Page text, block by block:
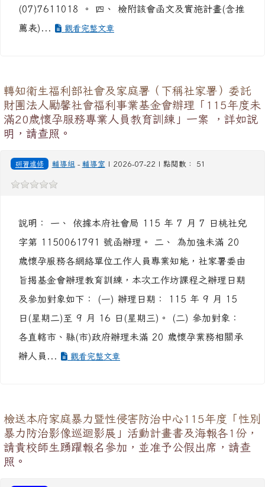
(07)7611018 。 四、 檢附該會函文及實施計畫(含推
薦表)...
觀看完整文章
轉知衛生福利部社會及家庭署（下稱社家署）委託
財團法人勵馨社會福利事業基金會辦理「115年度未
滿20歲懷孕服務專業人員教育訓練」一案 ，詳如說
明，請查照。
研習進修 輔導組 - 輔導室 | 2026-07-22 | 點閱數： 51
說明： 一、 依據本府社會局 115 年 7 月 7 日桃社兒
字第 1150061791 號函辦理。 二、 為加強未滿 20
歲懷孕服務各網絡單位工作人員專業知能，社家署委由
旨揭基金會辦理教育訓練，本次工作坊課程之辦理日期
及參加對象如下： (一) 辦理日期： 115 年 9 月 15
日(星期二)至 9 月 16 日(星期三)。 (二) 參加對象：
各直轄市、縣(市)政府辦理未滿 20 歲懷孕業務相關承
辦人員...
觀看完整文章
檢送本府家庭暴力暨性侵害防治中心115年度「性別
暴力防治影像巡迴影展」活動計畫書及海報各1份，
請貴校師生踴躍報名參加，並准予公假出席，請查
照。